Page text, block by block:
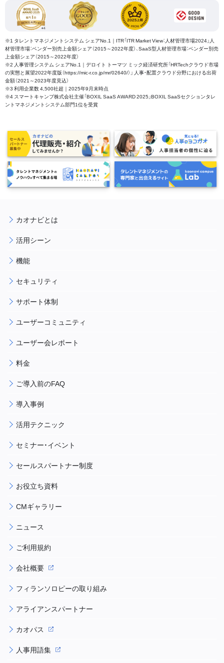
※1 タレントマネジメントシステム シェアNo.1｜ITR「ITR Market View：人材管理市場2024」人
材管理市場：ベンダー別売上金額シェア（2015～2022年度）、SaaS型人材管理市場：ベンダー別売
上金額シェア（2015～2022年度）
※2 人事管理システム シェアNo.1｜デロイト トーマツ ミック経済研究所「HRTechクラウド市場
の実態と展望2022年度版（https://mic-r.co.jp/mr/02640/）」 人事・配置クラウド分野における出荷
金額（2021～2023年度見込）
※3 利用企業数 4,500社超｜2025年9月末時点
※4 スマートキャンプ株式会社主催「BOXIL SaaS AWARD 2025」BOXIL SaaSセクションタレ
ントマネジメントシステム部門1位を受賞
カオナビとは
活用シーン
機能
セキュリティ
サポート体制
ユーザーコミュニティ
ユーザー会レポート
料金
ご導入前のFAQ
導入事例
活用テクニック
セミナー・イベント
セールスパートナー制度
お役立ち資料
CMギャラリー
ニュース
ご利用規約
会社概要
フィランソロピーの取り組み
アライアンスパートナー
カオパス
人事用語集